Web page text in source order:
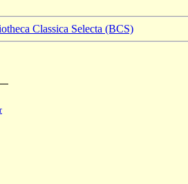
Classica Selecta (BCS)